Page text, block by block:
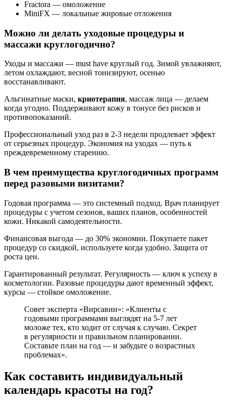
Fractora — омоложение
MiniFX — локальные жировые отложения
Можно ли делать уходовые процедуры и
массажи круглогодично?
Уходы и массажи — must have круглый год. Зимой увлажняют,
летом охлаждают, весной тонизируют, осенью
восстанавливают.
Альгинатные маски, криотерапия, массаж лица — делаем
когда угодно. Поддерживают кожу в тонусе без рисков и
противопоказаний.
Профессиональный уход раз в 2-3 недели продлевает эффект
от серьезных процедур. Экономия на уходах — путь к
преждевременному старению.
В чем преимущества круглогодичных программ
перед разовыми визитами?
Годовая программа — это системный подход. Врач планирует
процедуры с учетом сезонов, ваших планов, особенностей
кожи. Никакой самодеятельности.
Финансовая выгода — до 30% экономии. Покупаете пакет
процедур со скидкой, используете когда удобно. Защита от
роста цен.
Гарантированный результат. Регулярность — ключ к успеху в
косметологии. Разовые процедуры дают временный эффект,
курсы — стойкое омоложение.
Совет эксперта «Вирсавии»: «Клиенты с
годовыми программами выглядят на 5-7 лет
моложе тех, кто ходит от случая к случаю. Секрет
в регулярности и правильном планировании.
Составьте план на год — и забудьте о возрастных
проблемах».
Как составить индивидуальный
календарь красоты на год?